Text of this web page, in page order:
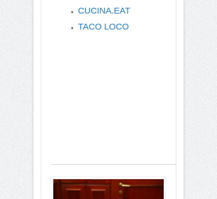
CUCINA.EAT
TACO LOCO